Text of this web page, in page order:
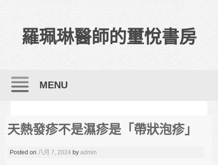
羅珮琳醫師的璽悅書房
MENU
天熱發疹不是濕疹是「帶狀泡疹」
Posted on 八月 7, 2024 byadmin